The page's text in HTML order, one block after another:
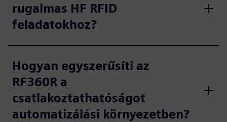
rugalmas HF RFID
feladatokhoz?
Hogyan egyszerűsíti az
RF360R a
csatlakoztathatóságot
automatizálási környezetben?